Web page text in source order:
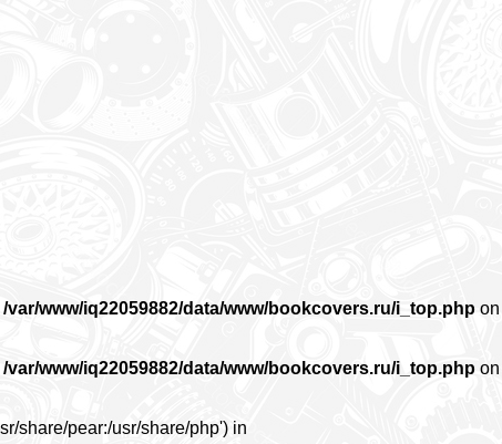
/var/www/iq22059882/data/www/bookcovers.ru/i_top.php on
/var/www/iq22059882/data/www/bookcovers.ru/i_top.php on
share/pear:/usr/share/php') in